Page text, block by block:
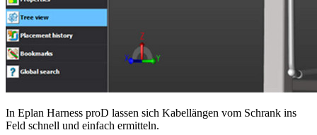
In Eplan Harness proD lassen sich Kabellängen vom Schrank ins
Feld schnell und einfach ermitteln.